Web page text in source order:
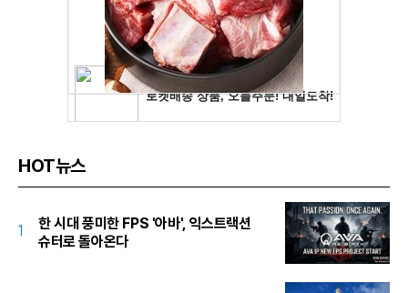
HOT뉴스
1
한 시대 풍미한 FPS '아바', 익스트랙션
슈터로 돌아온다